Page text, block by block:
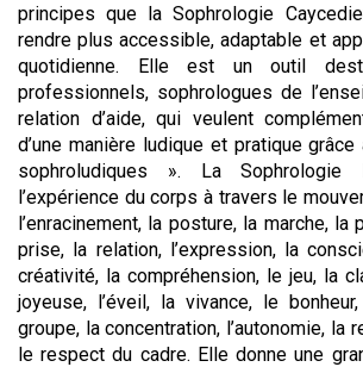
principes que la Sophrologie
rendre plus accessible, adaptable et
quotidienne. Elle est un outil
professionnels, sophrologues de
relation d’aide, qui veulent
d’une manière ludique et pratique
sophroludiques ». La Sophrologie
l’expérience du corps à travers le
l’enracinement, la posture, la marche, la
prise, la relation, l’expression, la
créativité, la compréhension, le jeu, la
joyeuse, l’éveil, la vivance, le
groupe, la concentration, l’autonomie, la
le respect du cadre. Elle donne une